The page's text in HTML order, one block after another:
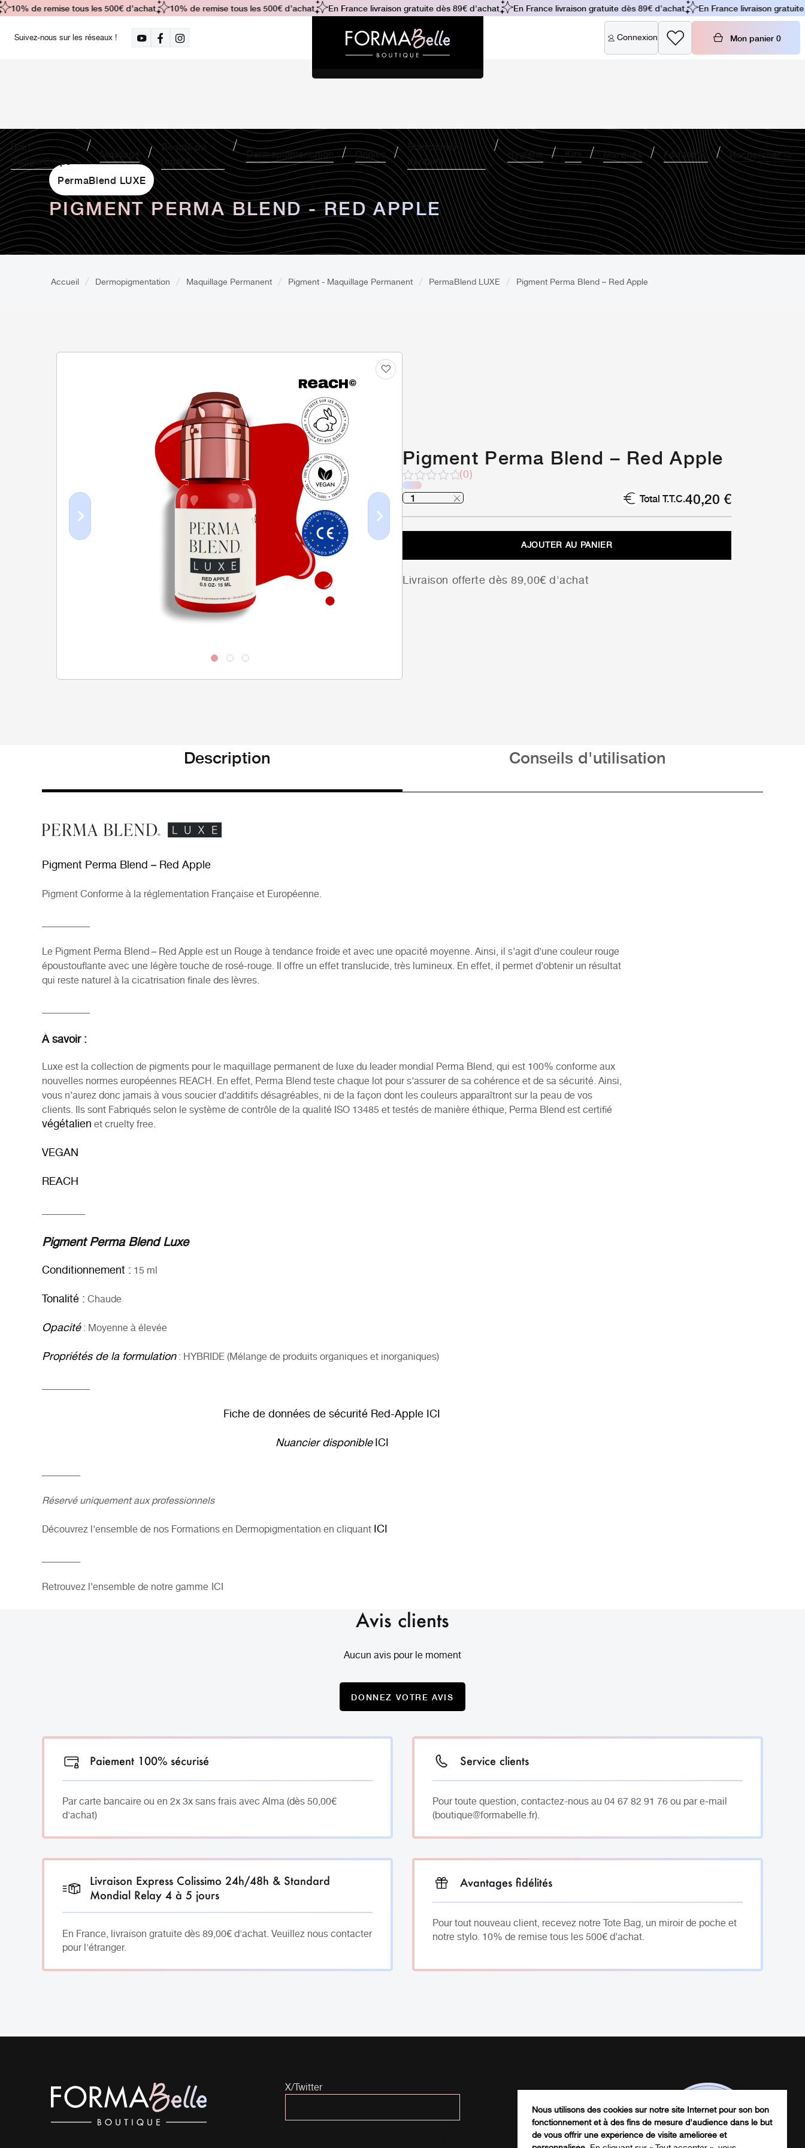
Suivez-nous sur les réseaux ! Connexion Mon panier 0
Soin
Visage/Corps
Massage
Beauté du
regard
Dermopigmentation Ongles
Blanchiment
dentaire
Hygiène Kits Marques Formation Rechercher
de remise tous les 500€ d’achat 10% de remise tous les 500€ d’achat En France livraison gratuite dès 89€ d'achat En France livraison gratuite dès 89€ d'achat En France livraison gratuite
PermaBlend LUXE
PIGMENT PERMA BLEND - RED APPLE
Accueil Dermopigmentation Maquillage Permanent Pigment - Maquillage Permanent PermaBlend LUXE Pigment Perma Blend – Red Apple
Previous Next
Pigment Perma Blend – Red Apple
Note
sur
(0)
Total T.T.C.40,20 €
AJOUTER AU PANIER
Livraison offerte dès 89,00€ d'achat
Description Conseils d'utilisation
Pigment Perma Blend – Red Apple
Pigment Conforme à la réglementation Française et Européenne.
__________
Le Pigment Perma Blend – Red Apple est un Rouge à tendance froide et avec une opacité moyenne. Ainsi, il s’agit d’une couleur rouge
époustouflante avec une légère touche de rosé-rouge. Il offre un effet translucide, très lumineux. En effet, il permet d’obtenir un résultat
qui reste naturel à la cicatrisation finale des lèvres.
__________
À savoir :
Luxe est la collection de pigments pour le maquillage permanent de luxe du leader mondial Perma Blend, qui est 100% conforme aux
nouvelles normes européennes REACH. En effet, Perma Blend teste chaque lot pour s’assurer de sa cohérence et de sa sécurité. Ainsi,
vous n’aurez donc jamais à vous soucier d’additifs désagréables, ni de la façon dont les couleurs apparaîtront sur la peau de vos
clients. Ils sont Fabriqués selon le système de contrôle de la qualité ISO 13485 et testés de manière éthique, Perma Blend est certifié
végétalien etcruelty free.
VEGAN
REACH
_________
Pigment Perma Blend Luxe
Conditionnement : 15 ml
Tonalité : Chaude
Opacité: Moyenne à élevée
Propriétés de la formulation: HYBRIDE (Mélange de produits organiques et inorganiques)
__________
Fiche de données de sécurité Red-Apple ICI
Nuancier disponibleICI
________
Réservé uniquement aux professionnels
Découvrez l’ensemble de nos Formations en Dermopigmentation en cliquant ICI
________
Retrouvez l’ensemble de notre gamme ICI
Avis clients
Aucun avis pour le moment
DONNEZ VOTRE AVIS
Paiement 100% sécurisé
Par carte bancaire ou en 2x 3x sans frais avec Alma (dès 50,00€
d'achat)
Service clients
Pour toute question, contactez-nous au 04 67 82 91 76 ou par e-mail
(boutique@formabelle.fr).
Livraison Express Colissimo 24h/48h & Standard
Mondial Relay 4 à 5 jours
En France, livraison gratuite dès 89,00€ d'achat. Veuillez nous contacter
pour l'étranger.
Avantages fidélités
Pour tout nouveau client, recevez notre Tote Bag, un miroir de poche et
notre stylo. 10% de remise tous les 500€ d’achat.
X/Twitter
Nous utilisons des cookies sur notre site Internet pour son bon
fonctionnement et à des fins de mesure d'audience dans le but
de vous offrir une expérience de visite améliorée et